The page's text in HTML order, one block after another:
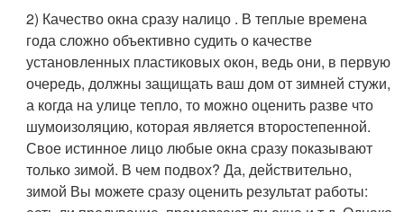
2) Качество окна сразу налицо . В теплые времена
года сложно объективно судить о качестве
установленных пластиковых окон, ведь они, в первую
очередь, должны защищать ваш дом от зимней стужи,
а когда на улице тепло, то можно оценить разве что
шумоизоляцию, которая является второстепенной.
Свое истинное лицо любые окна сразу показывают
только зимой. В чем подвох? Да, действительно,
зимой Вы можете сразу оценить результат работы: